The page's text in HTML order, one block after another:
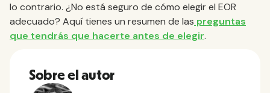
lo contrario. ¿No está seguro de cómo elegir el EOR
adecuado? Aquí tienes un resumen de las preguntas
que tendrás que hacerte antes de elegir.
Sobre el autor